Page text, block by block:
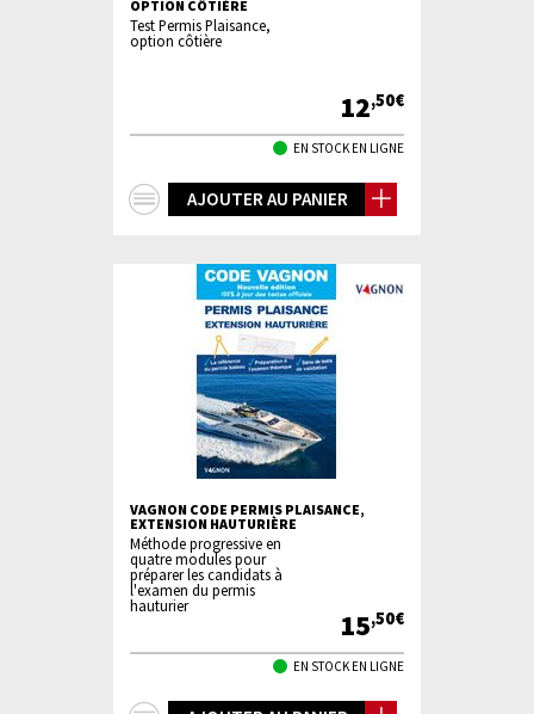
OPTION CÔTIÈRE
Test Permis Plaisance,
option côtière
12,50€
EN STOCK EN LIGNE
AJOUTER AU PANIER
VAGNON CODE PERMIS PLAISANCE,
EXTENSION HAUTURIÈRE
Méthode progressive en
quatre modules pour
préparer les candidats à
l'examen du permis
hauturier
15,50€
EN STOCK EN LIGNE